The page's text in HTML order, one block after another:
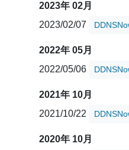
2023年 02月
2023/02/07
2022年 05月
2022/05/06
2021年 10月
2021/10/22
2020年 10月